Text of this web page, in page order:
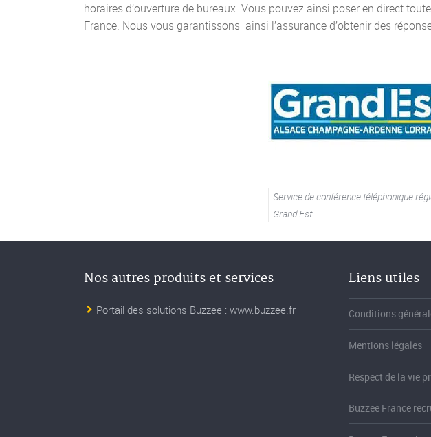
horaires d’ouverture de bureaux. Vous pouvez ainsi poser en direct
France. Nous vous garantissons ainsi l’assurance d’obtenir des
Service de conférence téléphonique
Grand Est
Nos autres produits et services
Portail des solutions Buzzee : www.buzzee.fr
Liens utiles
Conditions
Mentions légales
Respect de la vie
Buzzee France